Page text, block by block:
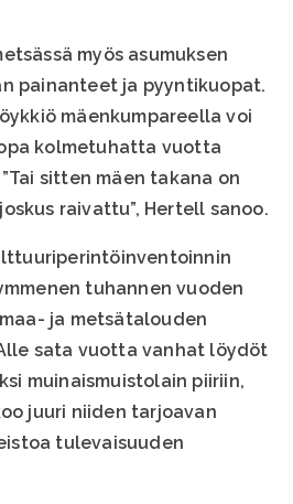
myös asumuksen
painanteet ja pyyntikuopat.
mäenkumpareella voi
kolmetuhatta vuotta
sitten mäen takana on
raivattu”, Hertell sanoo.
tuhannen vuoden
ja metsätalouden
sata vuotta vanhat löydöt
muinaismuistolain piiriin,
juuri niiden tarjoavan
tulevaisuuden